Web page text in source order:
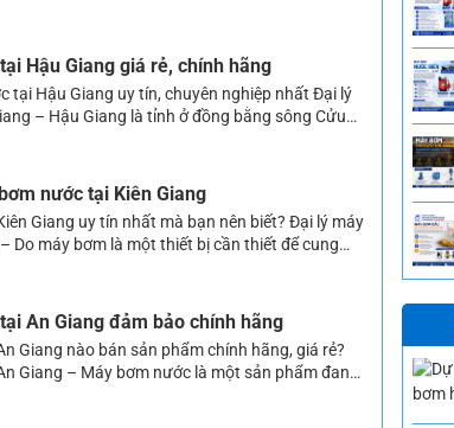
giá tốt mà vẫn chưa tìm được một đại lý bán
Hậu Giang giá rẻ, chính hãng
tại Hậu Giang uy tín, chuyên nghiệp nhất Đại lý
– Hậu Giang là tỉnh ở đồng bằng sông Cửu
hội phát triển nên nhu cầu về máy bơm cũng
[…]
nước tại Kiên Giang
Giang uy tín nhất mà bạn nên biết? Đại lý máy
Do máy bơm là một thiết bị cần thiết để cung
sinh hoạt, sản xuất nông nghiệp, công nghiệp,
cháy […]
An Giang đảm bảo chính hãng
Giang nào bán sản phẩm chính hãng, giá rẻ?
Giang – Máy bơm nước là một sản phẩm đang
biến tại An Giang, nhằm đáp ứng được
cho các […]